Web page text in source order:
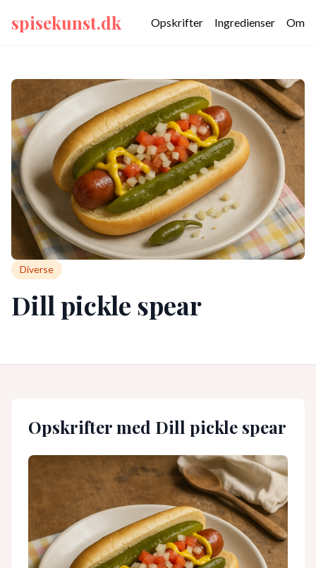
spisekunst.dk Opskrifter Ingredienser Om
Diverse
Dill pickle spear
Opskrifter med Dill pickle spear